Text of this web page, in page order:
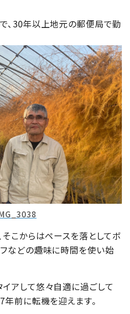
、30年以上地元の郵便局で勤
こからはペースを落としてボ
などの趣味に時間を使い始
アして悠々自適に過ごして
年前に転機を迎えます。